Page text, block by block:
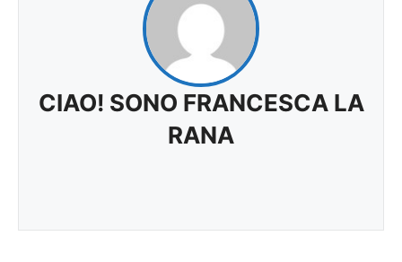
CIAO! SONO FRANCESCA LA
RANA